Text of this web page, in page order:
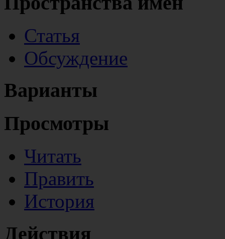
Статья
Обсуждение
Варианты
Просмотры
Читать
Править
История
Действия